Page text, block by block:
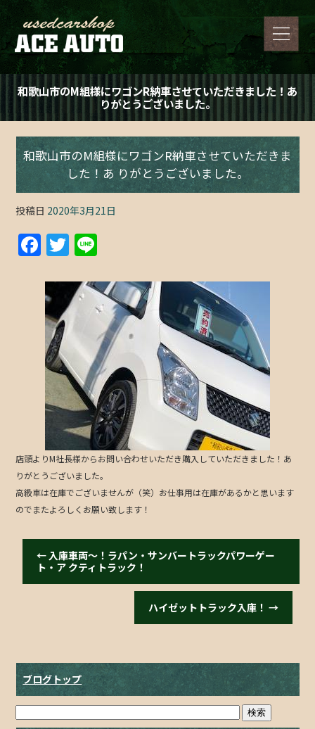
和歌山市のM組様にワゴンR納車させていただきました！あ
りがとうございました。
和歌山市のM組様にワゴンR納車させていただきま
した！あ りがとうございました。
投稿日 2020年3月21日
F
a
c
e
b
o
o
k
T
w
itt
er
e
店頭よりM社長様からお問い合わせいただき購入していただきました！あ
りがとうございました。
高級車は在庫でございませんが（笑）お仕事用は在庫があるかと思います
のでまたよろしくお願い致します！
← 入庫車両〜！ラパン・サンバートラックパワーゲー
ト・ア クティトラック！
ハイゼットトラック入庫！ →
ブログトップ